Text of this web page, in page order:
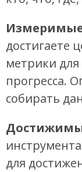
достигаете
метрики
прогресса.
собирать
для